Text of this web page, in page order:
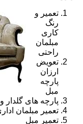
تعمیر و
رنگ
کاری
مبلمان
راحتی
تعویض
ارزان
پارچه
مبل
پارچه های گلدار
تعمیر مبلمان
تعمیر مبل